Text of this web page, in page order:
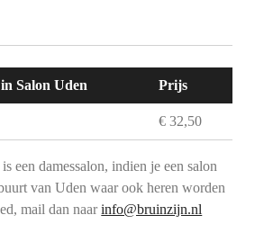
Salon Uden Prijs
€ 32,50
een damessalon, indien je een salon
van Uden waar ook heren worden
mail dan naarinfo@bruinzijn.nl